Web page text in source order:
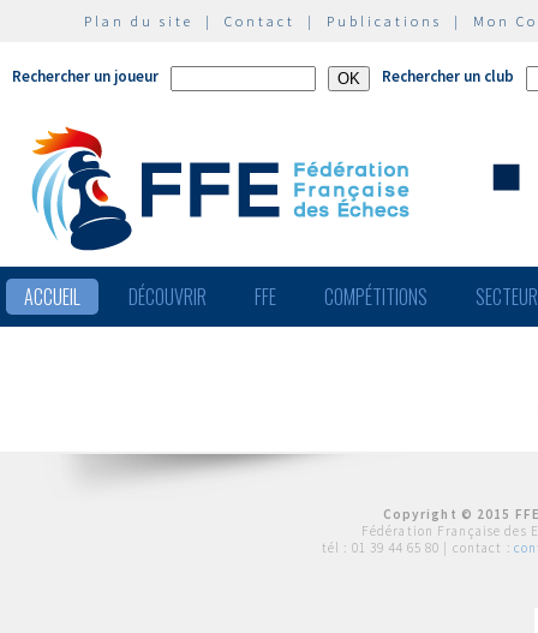
Plan du site | Contact | Publications | Mon
Rechercher un joueur Rechercher un club
ACCUEIL DÉCOUVRIR FFE COMPÉTITIONS
Copyright © 2015
Fédération Française des
tél : 01 39 44 65 80 | contact :